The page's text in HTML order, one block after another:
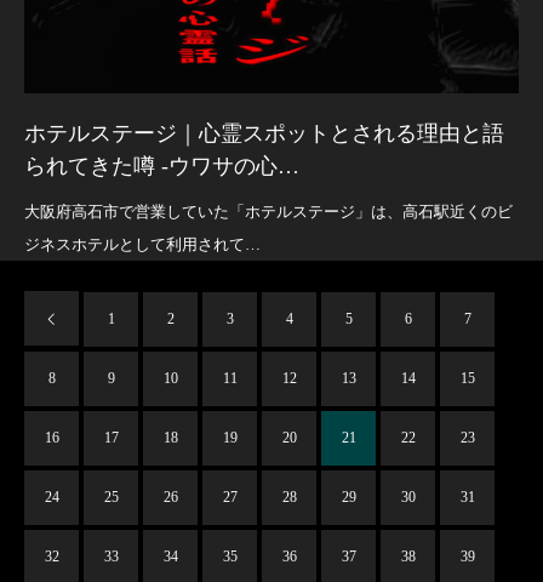
ホテルステージ｜心霊スポットとされる理由と語
られてきた噂 -ウワサの心…
大阪府高石市で営業していた「ホテルステージ」は、高石駅近くのビ
ジネスホテルとして利用されて…
1 2 3 4 5 6 7
8 9 10 11 12 13 14 15
16 17 18 19 20 21 22 23
24 25 26 27 28 29 30 31
32 33 34 35 36 37 38 39